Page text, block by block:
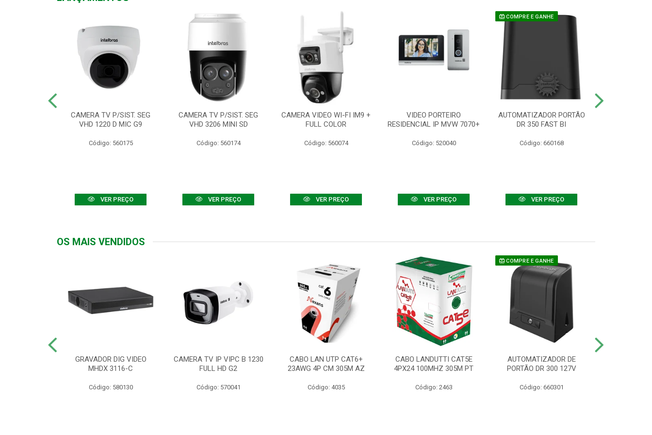
CAMERA TV P/SIST. SEG
VHD 1220 D MIC G9
Código: 560175
VER PREÇO
CAMERA TV P/SIST. SEG
VHD 3206 MINI SD
Código: 560174
VER PREÇO
CAMERA VIDEO WI-FI IM9 +
FULL COLOR
Código: 560074
VER PREÇO
VIDEO PORTEIRO
RESIDENCIAL IP MVW 7070+
Código: 520040
VER PREÇO
COMPRE E GANHE
AUTOMATIZADOR PORTÃO
DR 350 FAST BI
Código: 660168
VER PREÇO
OS MAIS VENDIDOS
GRAVADOR DIG VIDEO
MHDX 3116-C
Código: 580130
CAMERA TV IP VIPC B 1230
FULL HD G2
Código: 570041
CABO LAN UTP CAT6+
23AWG 4P CM 305M AZ
Código: 4035
CABO LANDUTTI CAT5E
4PX24 100MHZ 305M PT
Código: 2463
COMPRE E GANHE
AUTOMATIZADOR DE
PORTÃO DR 300 127V
Código: 660301